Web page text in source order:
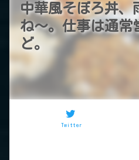
中華風そぼろ丼、
ね～。仕事は通常
ど。
Twitter